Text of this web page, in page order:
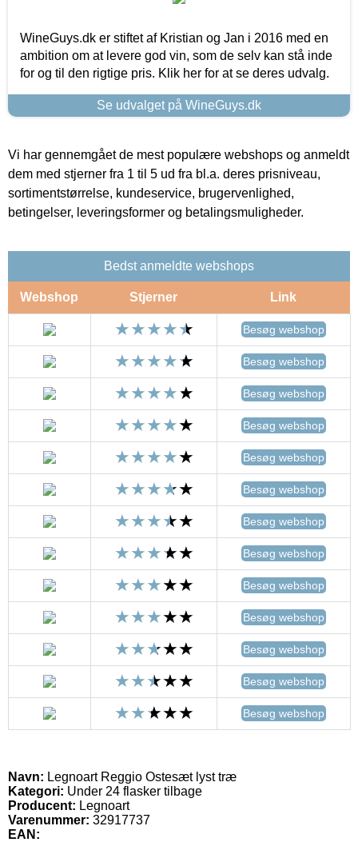
WineGuys.dk er stiftet af Kristian og Jan i 2016 med en
ambition om at levere god vin, som de selv kan stå inde
for og til den rigtige pris. Klik her for at se deres udvalg.
Se udvalget på WineGuys.dk
Vi har gennemgået de mest populære webshops og anmeldt
dem med stjerner fra 1 til 5 ud fra bl.a. deres prisniveau,
sortimentstørrelse, kundeservice, brugervenlighed,
betingelser, leveringsformer og betalingsmuligheder.
Bedst anmeldte webshops
Webshop Stjerner Link
Besøg webshop
Besøg webshop
Besøg webshop
Besøg webshop
Besøg webshop
Besøg webshop
Besøg webshop
Besøg webshop
Besøg webshop
Besøg webshop
Besøg webshop
Besøg webshop
Besøg webshop
Navn: Legnoart Reggio Ostesæt lyst træ
Kategori: Under 24 flasker tilbage
Producent: Legnoart
Varenummer: 32917737
EAN: